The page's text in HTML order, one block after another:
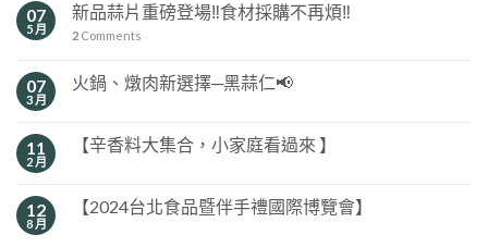
07
5 月
新品蒜片重磅登場‼️食材採購不再煩‼️
2 Comments
07
3 月
火鍋、燉肉新選擇─黑蒜仁📢
11
2 月
【辛香料大集合，小家庭看過來 】
12
8 月
【2024台北食品暨伴手禮國際博覽會】